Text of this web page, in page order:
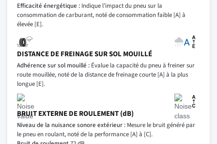
Efficacité énergétique : Indique l’impact du pneu sur la
consommation de carburant, noté de consommation faible [A] à
élevée [E].
DISTANCE DE FREINAGE SUR SOL MOUILLÉ
Adhérence sur sol mouillé : Évalue la capacité du pneu à freiner sur
route mouillée, noté de la distance de freinage courte [A] à la plus
longue [E].
BRUIT EXTERNE DE ROULEMENT (dB)
Niveau de la nuisance sonore extérieur : Mesure le bruit généré par
le pneu en roulant, noté de la performance [A] à [C].